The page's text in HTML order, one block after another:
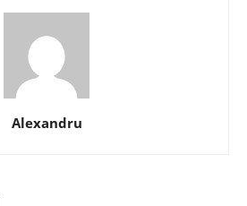
Alexandru